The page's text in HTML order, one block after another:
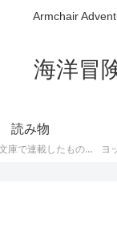
Armchair
海洋冒
読み物
海洋冒険文庫で連載したものです